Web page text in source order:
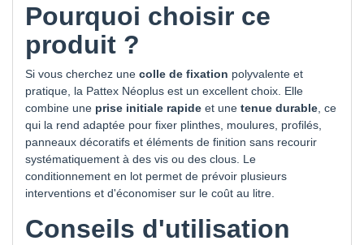
Pourquoi choisir ce
produit ?
Si vous cherchez une colle de fixation polyvalente et
pratique, la Pattex Néoplus est un excellent choix. Elle
combine une prise initiale rapide et une tenue durable , ce
qui la rend adaptée pour fixer plinthes, moulures, profilés,
panneaux décoratifs et éléments de finition sans recourir
systématiquement à des vis ou des clous. Le
conditionnement en lot permet de prévoir plusieurs
interventions et d'économiser sur le coût au litre.
Conseils d'utilisation